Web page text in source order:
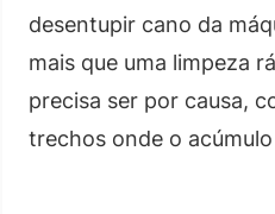
desentupir cano da
mais que uma limpeza
precisa ser por causa,
trechos onde o